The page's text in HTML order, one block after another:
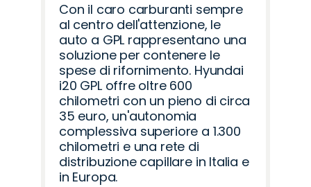
Con il caro carburanti sempre
al centro dell'attenzione, le
auto a GPL rappresentano una
soluzione per contenere le
spese di rifornimento. Hyundai
i20 GPL offre oltre 600
chilometri con un pieno di circa
35 euro, un'autonomia
complessiva superiore a 1.300
chilometri e una rete di
distribuzione capillare in Italia e
in Europa.